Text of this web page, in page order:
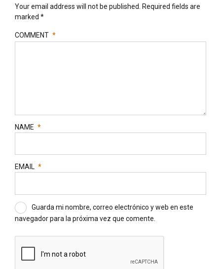
Your email address will not be published. Required fields are
marked *
COMMENT *
NAME *
EMAIL *
Guarda mi nombre, correo electrónico y web en este
navegador para la próxima vez que comente.